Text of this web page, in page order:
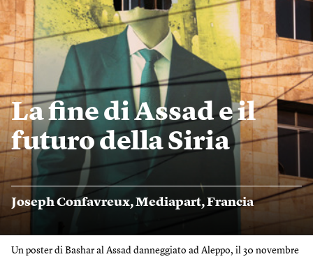
Un poster di Bashar al Assad danneggiato ad Aleppo, il 30 novembre
La fine di Assad e il
futuro della Siria
Joseph Confavreux,Mediapart,Francia